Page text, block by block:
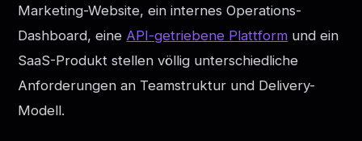
Marketing-Website, ein internes Operations-
Dashboard, eine API-getriebene Plattform und ein
SaaS-Produkt stellen völlig unterschiedliche
Anforderungen an Teamstruktur und Delivery-
Modell.